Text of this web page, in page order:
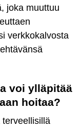
joka muuttuu
verkkokalvosta
voi ylläpitää
hoitaa?